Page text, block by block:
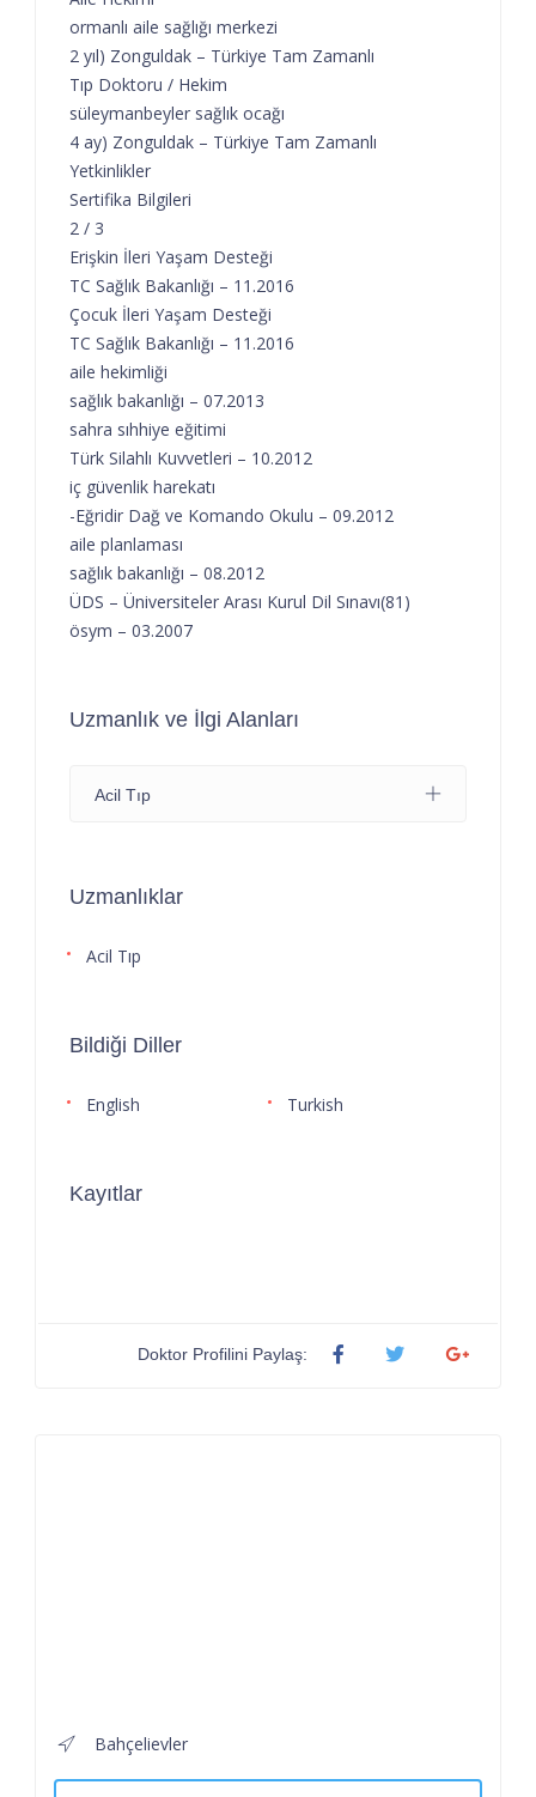
ormanlı aile sağlığı merkezi
2 yıl) Zonguldak – Türkiye Tam Zamanlı
Tıp Doktoru / Hekim
süleymanbeyler sağlık ocağı
4 ay) Zonguldak – Türkiye Tam Zamanlı
Yetkinlikler
Sertifika Bilgileri
2 / 3
Erişkin İleri Yaşam Desteği
TC Sağlık Bakanlığı – 11.2016
Çocuk İleri Yaşam Desteği
TC Sağlık Bakanlığı – 11.2016
aile hekimliği
sağlık bakanlığı – 07.2013
sahra sıhhiye eğitimi
Türk Silahlı Kuvvetleri – 10.2012
iç güvenlik harekatı
-Eğridir Dağ ve Komando Okulu – 09.2012
aile planlaması
sağlık bakanlığı – 08.2012
ÜDS – Üniversiteler Arası Kurul Dil Sınavı(81)
ösym – 03.2007
Uzmanlık ve İlgi Alanları
Acil Tıp
Uzmanlıklar
Acil Tıp
Bildiği Diller
English Turkish
Kayıtlar
Doktor Profilini Paylaş:
Bahçelievler